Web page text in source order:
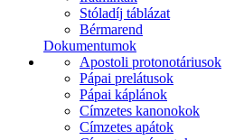
Stóladíj táblázat
Bérmarend
Dokumentumok
Apostoli protonotáriusok
Pápai prelátusok
Pápai káplánok
Címzetes kanonokok
Címzetes apátok